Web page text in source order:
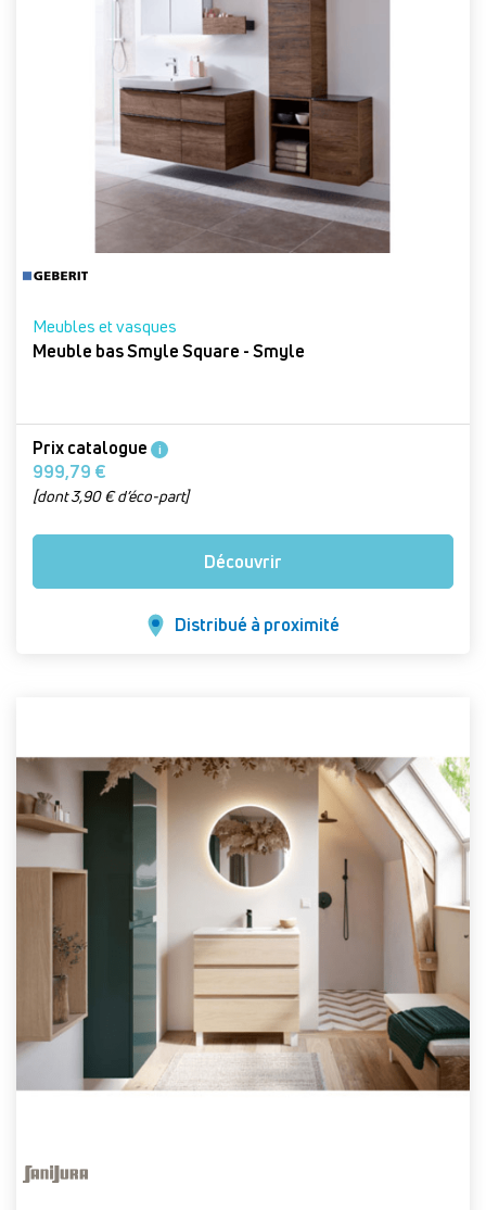
Meubles et vasques
Meuble bas Smyle Square - Smyle
Prix catalogue i
999,79 €
[dont 3,90 € d’éco-part]
Découvrir
Distribué à proximité